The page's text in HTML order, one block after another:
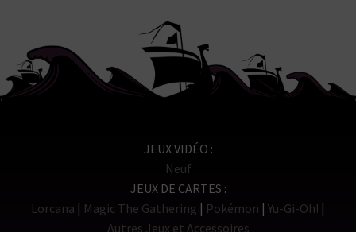
JEUX VIDÉO
Neuf
JEUX DE CARTES
Lorcana
Magic The Gathering Pokémon Yu-Gi-Oh!
Autres Jeux et Accessoires